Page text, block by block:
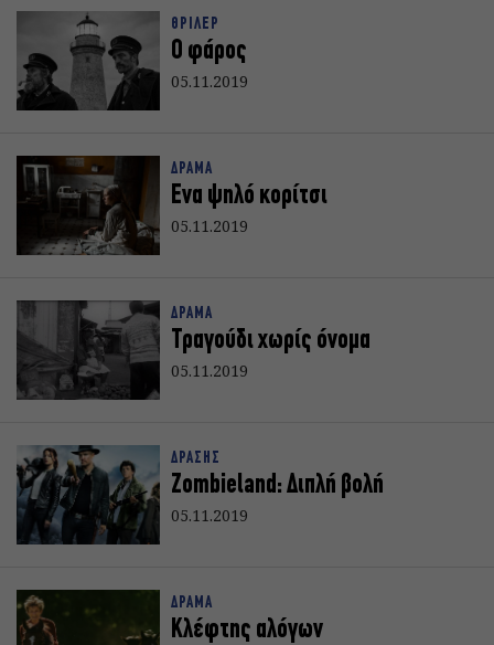
ΘΡΙΛΕΡ
Ο φάρος
05.11.2019
ΔΡΑΜΑ
Ενα ψηλό κορίτσι
05.11.2019
ΔΡΑΜΑ
Τραγούδι χωρίς όνομα
05.11.2019
ΔΡΑΣΗΣ
Zombieland: Διπλή βολή
05.11.2019
ΔΡΑΜΑ
Κλέφτης αλόγων